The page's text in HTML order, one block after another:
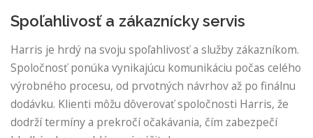
Spoľahlivosť a zákaznícky servis
Harris je hrdý na svoju spoľahlivosť a služby zákazníkom.
Spoločnosť ponúka vynikajúcu komunikáciu počas celého
výrobného procesu, od prvotných návrhov až po finálnu
dodávku. Klienti môžu dôverovať spoločnosti Harris, že
dodrží termíny a prekročí očakávania, čím zabezpečí